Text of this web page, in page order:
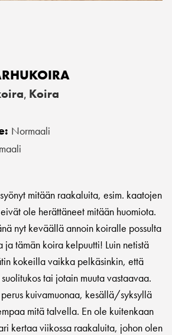
, Koira
Normaali
mitään raakaluita, esim. kaatojen
ole herättäneet mitään huomiota.
nyt keväällä annoin koiralle possulta
ja tämän koira kelpuutti! Luin netistä
kokeilla vaikka pelkäsinkin, että
tai jotain muuta vastaavaa.
kuivamuonaa, kesällä/syksyllä
mitä talvella. En ole kuitenkaan
kertaa viikossa raakaluita, johon olen